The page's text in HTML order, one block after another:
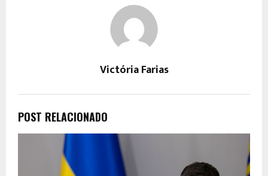
Victória Farias
POST RELACIONADO